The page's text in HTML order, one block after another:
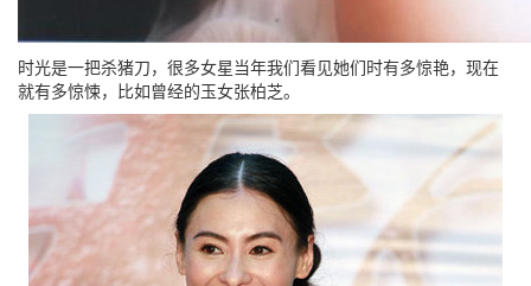
时光是一把杀猪刀，很多女星当年我们看见她们时有多惊艳，现在
就有多惊悚，比如曾经的玉女张柏芝。